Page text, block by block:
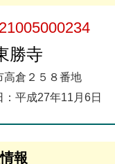
勝寺
高倉２５８番地
平成27年11月6日
報